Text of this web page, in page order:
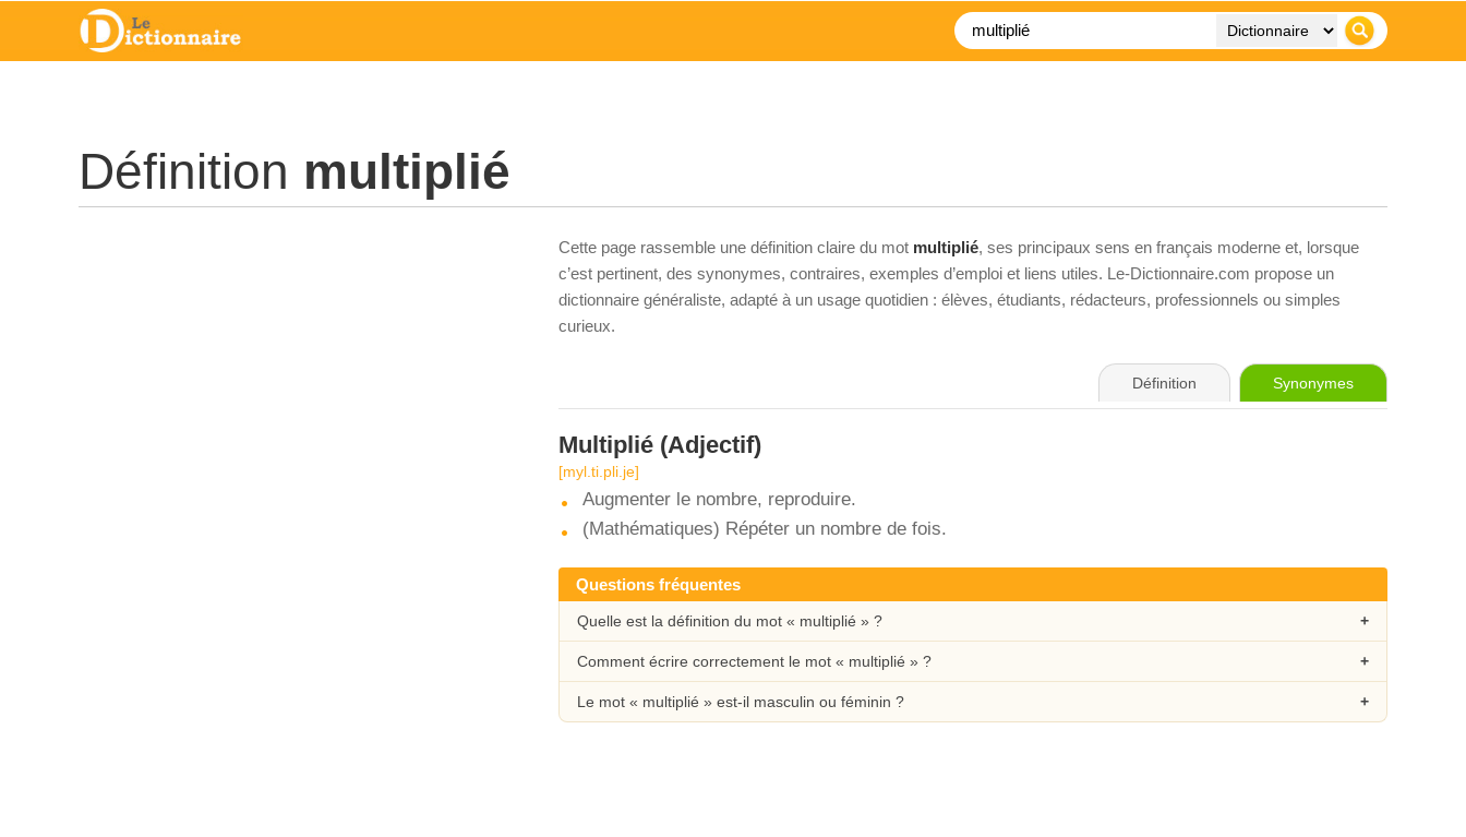
Définition multiplié
Cette page rassemble une définition claire du mot multiplié, ses principaux sens en français moderne et, lorsque
c’est pertinent, des synonymes, contraires, exemples d’emploi et liens utiles. Le-Dictionnaire.com propose un
dictionnaire généraliste, adapté à un usage quotidien : élèves, étudiants, rédacteurs, professionnels ou simples
curieux.
Définition Synonymes
Multiplié (Adjectif)
[myl.ti.pli.je]
Augmenter le nombre, reproduire.
(Mathématiques) Répéter un nombre de fois.
Questions fréquentes
Quelle est la définition du mot « multiplié » ?
Comment écrire correctement le mot « multiplié » ?
Le mot « multiplié » est-il masculin ou féminin ?